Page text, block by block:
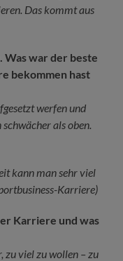
Das kommt aus
Was war der beste
bekommen hast
werfen und
als oben.
kann man sehr viel
Karriere)
Karriere und was
zu viel zu wollen – zu